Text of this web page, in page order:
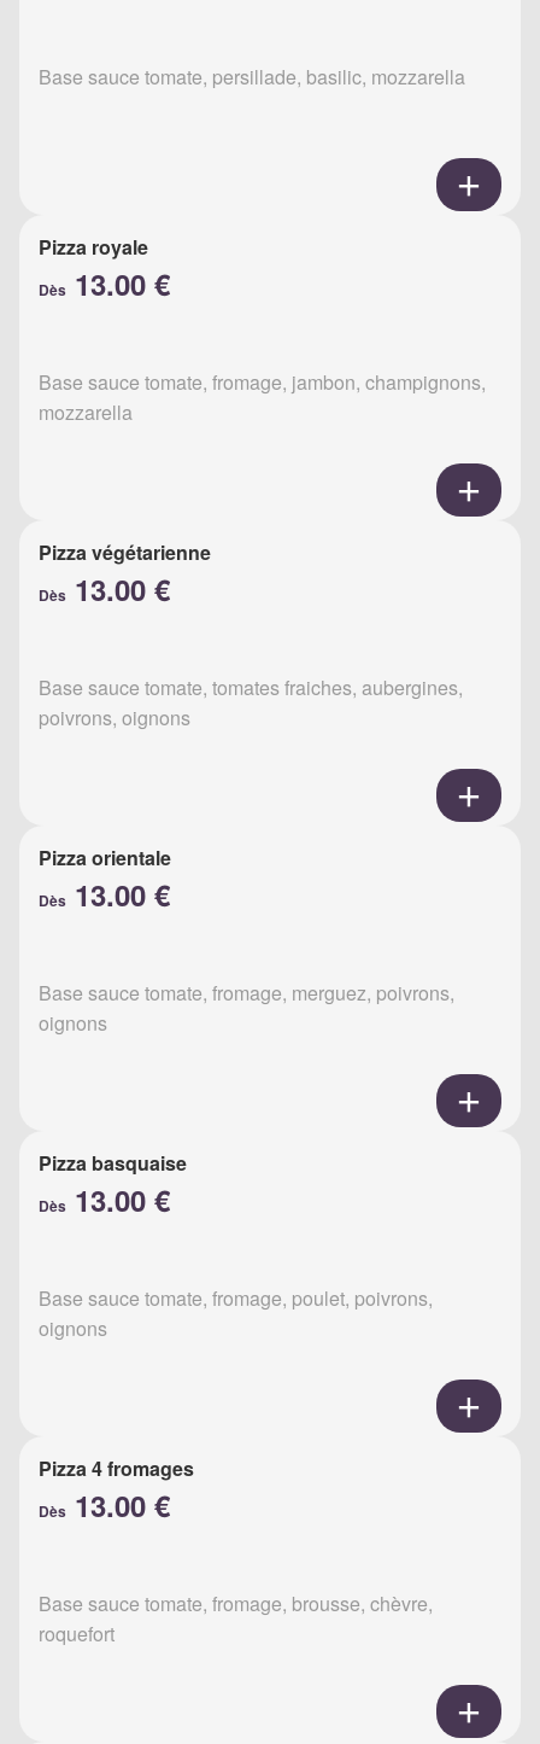
Base sauce tomate, persillade, basilic, mozzarella
Pizza royale
Dès 13.00 €
Base sauce tomate, fromage, jambon, champignons,
mozzarella
Pizza végétarienne
Dès 13.00 €
Base sauce tomate, tomates fraiches, aubergines,
poivrons, oignons
Pizza orientale
Dès 13.00 €
Base sauce tomate, fromage, merguez, poivrons,
oignons
Pizza basquaise
Dès 13.00 €
Base sauce tomate, fromage, poulet, poivrons,
oignons
Pizza 4 fromages
Dès 13.00 €
Base sauce tomate, fromage, brousse, chèvre,
roquefort